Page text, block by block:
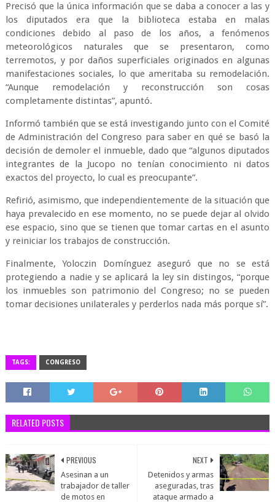
Precisó que la única información que se daba a conocer a las y
los diputados era que la biblioteca estaba en malas
condiciones debido al paso de los años, a fenómenos
meteorológicos naturales que se presentaron, como
terremotos, y por daños superficiales originados en algunas
manifestaciones sociales, lo que ameritaba su remodelación.
“Aunque remodelación y reconstrucción son cosas
completamente distintas”, apuntó.
Informó también que se está investigando junto con el Comité
de Administración del Congreso para saber en qué se basó la
decisión de demoler el inmueble, dado que “algunos diputados
integrantes de la Jucopo no tenían conocimiento ni datos
exactos del proyecto, lo cual es preocupante”.
Refirió, asimismo, que independientemente de la situación que
haya prevalecido en ese momento, no se puede dejar al olvido
ese espacio, sino que se tienen que tomar cartas en el asunto
y reiniciar los trabajos de construcción.
Finalmente, Yoloczin Domínguez aseguró que no se está
protegiendo a nadie y se aplicará la ley sin distingos, “porque
los inmuebles son patrimonio del Congreso; no se pueden
tomar decisiones unilaterales y perderlos nada más porque sí”.
TAGS: CONGRESO
RELATED POSTS
NEXT
Detenidos y armas
aseguradas, tras
ataque armado a
PREVIOUS
Asesinan a un
trabajador de taller
de motos en